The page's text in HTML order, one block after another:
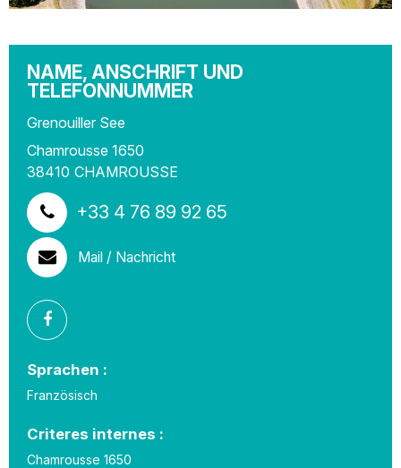
NAME, ANSCHRIFT UND
TELEFONNUMMER
Grenouiller See
Chamrousse 1650
38410 CHAMROUSSE
+33 4 76 89 92 65
Mail / Nachricht
Sprachen :
Französisch
Criteres internes :
Chamrousse 1650